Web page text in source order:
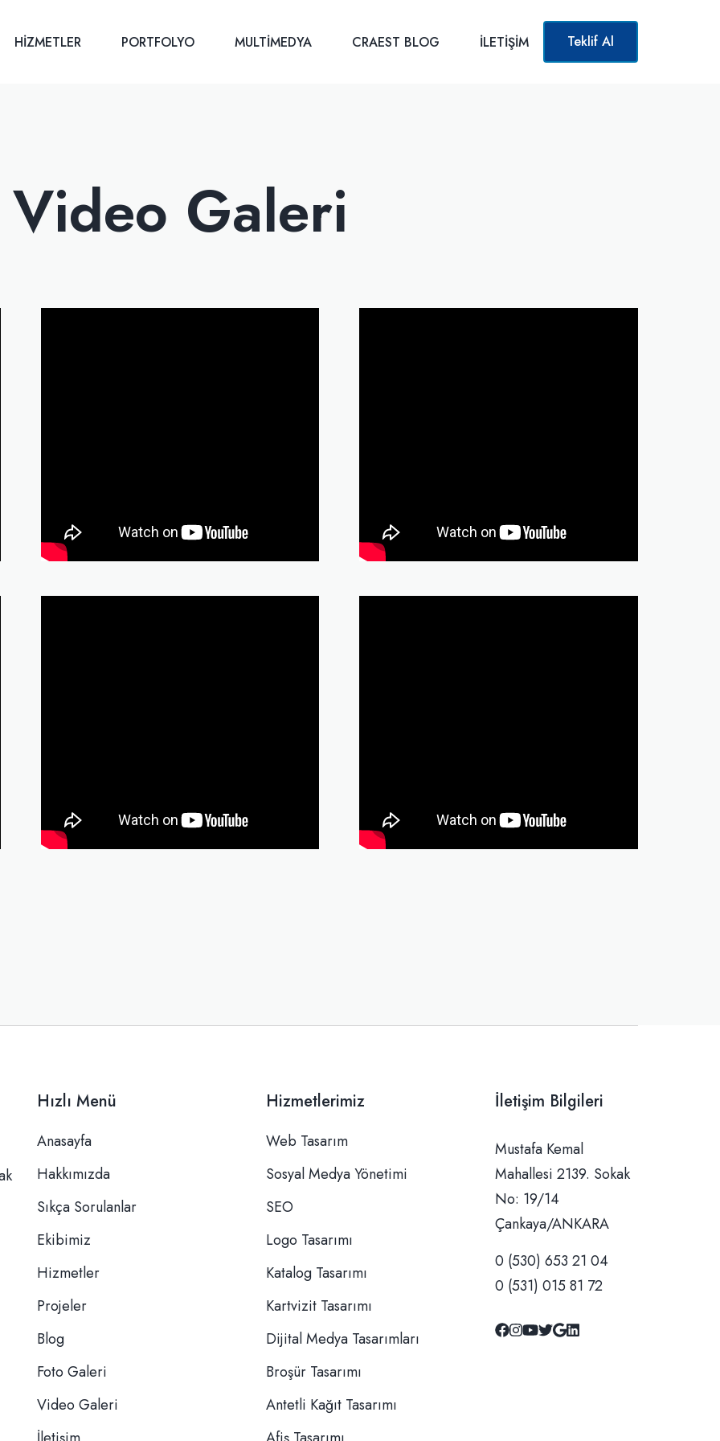
HIZMETLER PORTFOLYO MULTIMEDYA CRAEST BLOG İLETIŞIM Teklif Al
Video Galeri
Hızlı Menü
Anasayfa
Hakkımızda
Sıkça Sorulanlar
Ekibimiz
Hizmetler
Projeler
Blog
Foto Galeri
Video Galeri
Hizmetlerimiz
Web Tasarım
Sosyal Medya Yönetimi
SEO
Logo Tasarımı
Katalog Tasarımı
Kartvizit Tasarımı
Dijital Medya Tasarımları
Broşür Tasarımı
Antetli Kağıt Tasarımı
İletişim Bilgileri
Mustafa Kemal Mahallesi 2139. Sokak No: 19/14 Çankaya/ANKARA
0 (530) 653 21 04
0 (531) 015 81 72